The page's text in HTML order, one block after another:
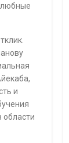
и
области